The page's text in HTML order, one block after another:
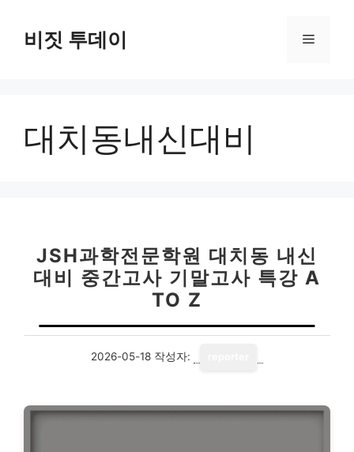
비짓 투데이 메
대치동내신대비
JSH과학전문학원 대치동 내신
대비 중간고사 기말고사 특강 A
TO Z
2026-05-18 작성자: